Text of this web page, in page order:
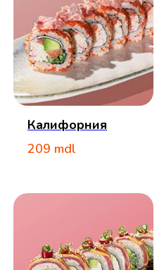
Калифорния
209 mdl